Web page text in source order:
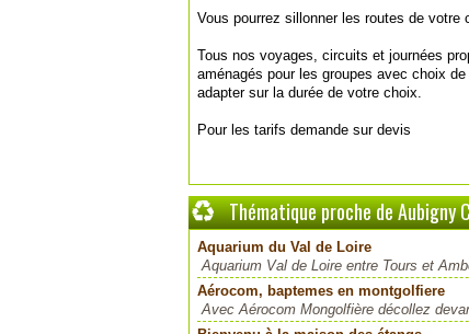
Vous pourrez sillonner les routes de votre
Tous nos voyages, circuits et journées
aménagés pour les groupes avec choix
adapter sur la durée de votre choix.
Pour les tarifs demande sur devis
Thématique proche de Aubigny
Aquarium du Val de Loire
Aquarium Val de Loire entre Tours et
Aérocom, baptemes en montgolfiere
Avec Aérocom Mongolfière décollez